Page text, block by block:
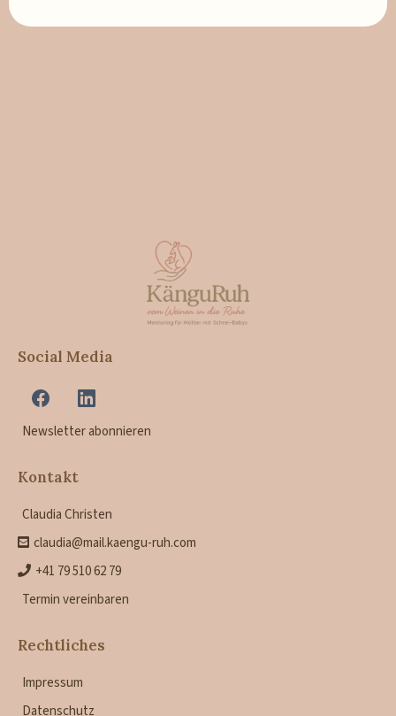
Social Media
Newsletter abonnieren
Kontakt
Claudia Christen
claudia@mail.kaengu-ruh.com
+41 79 510 62 79
Termin vereinbaren
Rechtliches
Impressum
Datenschutz